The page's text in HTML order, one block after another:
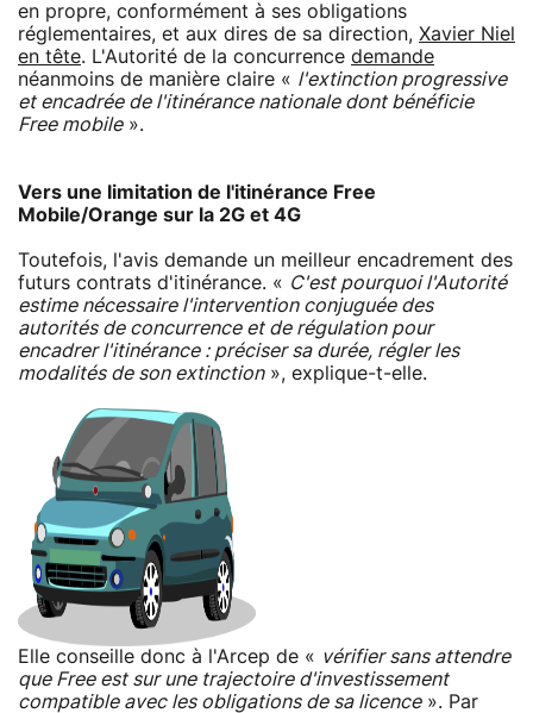
en propre, conformément à ses obligations
réglementaires, et aux dires de sa direction, Xavier Niel
en tête. L'Autorité de la concurrence demande
néanmoins de manière claire « l'extinction progressive
et encadrée de l'itinérance nationale dont bénéficie
Free mobile».
Vers une limitation de l'itinérance Free
Mobile/Orange sur la 2G et 4G
Toutefois, l'avis demande un meilleur encadrement des
futurs contrats d'itinérance. « C'est pourquoi l'Autorité
estime nécessaire l'intervention conjuguée des
autorités de concurrence et de régulation pour
encadrer l'itinérance : préciser sa durée, régler les
modalités de son extinction», explique-t-elle.
Elle conseille donc à l'Arcep de « vérifier sans attendre
que Free est sur une trajectoire d'investissement
compatible avec les obligations de sa licence». Par